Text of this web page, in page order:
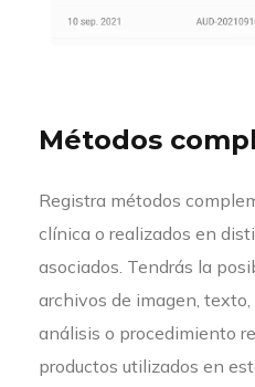
Métodos
Registra métodos
clínica o realizados en
asociados. Tendrás la
archivos de imagen,
análisis o procedimiento
productos utilizados en